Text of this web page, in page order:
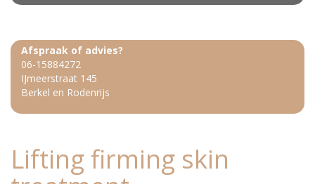
Afspraak of advies?
06-15884272
IJmeerstraat 145
Berkel en Rodenrijs
Lifting firming skin